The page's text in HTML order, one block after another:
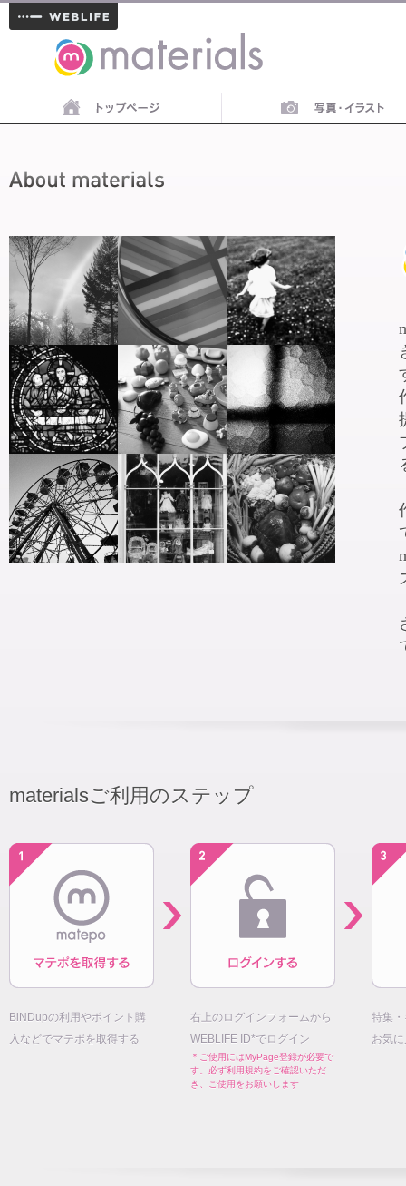
materials
materialsご利用のステップ
BiNDupの利用やポイント購
入などでマテポを取得する
右上のログインフォームから
WEBLIFE ID*でログイン
＊ご使用にはMyPage登録が必要で
す。必ず利用規約をご確認いただ
き、ご使用をお願いします
特集
お気